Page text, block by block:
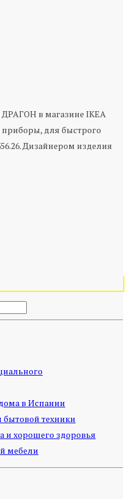
в магазине IKEA
для быстрого
Дизайнером изделия
в Испании
бытовой техники
и хорошего здоровья
мебели